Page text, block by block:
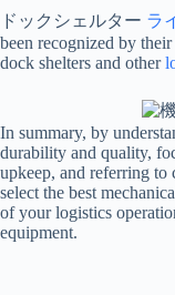
ドックシェルター ラ
been recognized by
dock shelters and other
In summary, by
durability and quality,
upkeep, and referring to
select the best
of your logistics
equipment.